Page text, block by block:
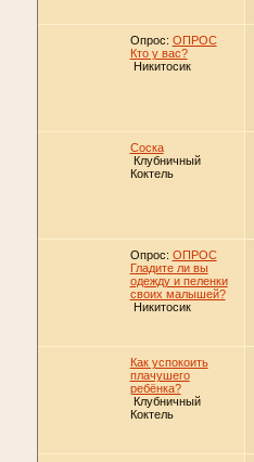
Опрос: ОПРОС
Кто у вас?
Никитосик
Соска
Клубничный
Коктель
Опрос: ОПРОС
Гладите ли вы
одежду и пеленки
своих малышей?
Никитосик
Как успокоить
плачушего
ребёнка?
Клубничный
Коктель